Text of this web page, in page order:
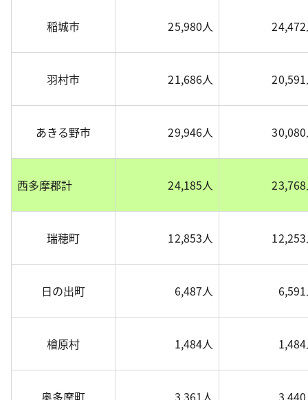
稲城市 25,980人
羽村市 21,686人
あきる野市 29,946人
西多摩郡計 24,185人
瑞穂町 12,853人
日の出町 6,487人
檜原村 1,484人
奥多摩町 3,361人